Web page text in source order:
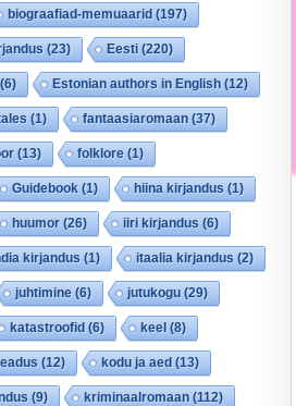
biograafiad-memuaarid (197)
(23) Eesti (220)
(6) Estonian authors in English (12)
(1) fantaasiaromaan (37)
(13) folklore (1)
Guidebook (1) hiina kirjandus (1)
huumor (26) iiri kirjandus (6)
kirjandus (1) itaalia kirjandus (2)
juhtimine (6) jutukogu (29)
katastroofid (6) keel (8)
(12) kodu ja aed (13)
(9) kriminaalromaan (112)